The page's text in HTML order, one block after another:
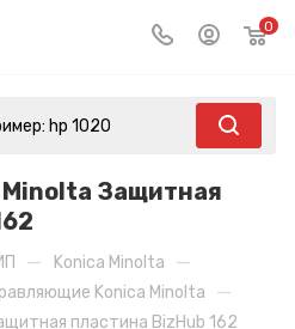
0
Защитная
— Konica Minolta —
Konica Minolta —
пластина BizHub 162